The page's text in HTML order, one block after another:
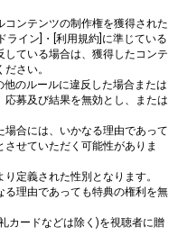
コンテンツの制作権を獲得された
ライン]・[利用規約]に準じている
ている場合は、獲得したコンテ
さい。
他のルールに違反した場合または
募及び結果を無効とし、または
場合には、いかなる理由であって
せていただく可能性がありま
定義された性別となります。
る理由であっても特典の権利を無
カードなどは除く)を視聴者に贈